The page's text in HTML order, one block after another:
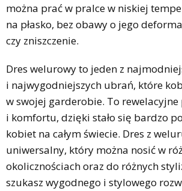
można prać w pralce w niskiej
na płasko, bez obawy o jego
czy zniszczenie.
Dres welurowy to jeden z
i najwygodniejszych ubrań, które
w swojej garderobie. To rewelacyjne
i komfortu, dzięki stało się bardzo
kobiet na całym świecie. Dres z
uniwersalny, który można nosić w
okolicznościach oraz do różnych
szukasz wygodnego i stylowego